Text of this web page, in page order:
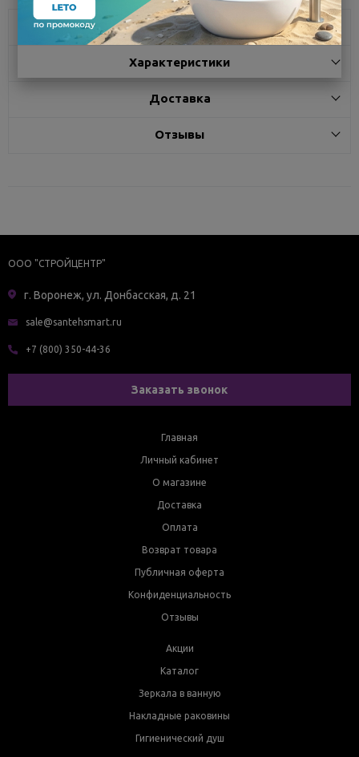
Описание
Характеристики
Доставка
Отзывы
ООО "СТРОЙЦЕНТР"
г. Воронеж, ул. Донбасская, д. 21
sale@santehsmart.ru
+7 (800) 350-44-36
Заказать звонок
Главная
Личный кабинет
О магазине
Доставка
Оплата
Возврат товара
Публичная оферта
Конфиденциальность
Отзывы
Акции
Каталог
Зеркала в ванную
Накладные раковины
Гигиенический душ